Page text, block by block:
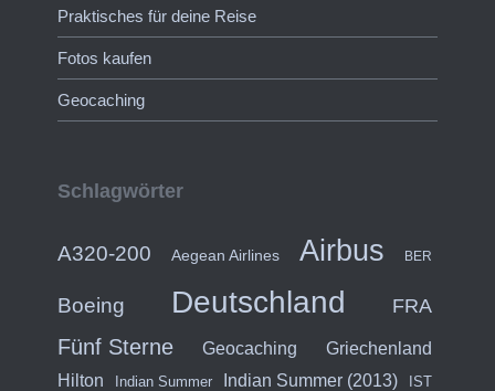
Praktisches für deine Reise
Fotos kaufen
Geocaching
Schlagwörter
A320-200 Aegean Airlines Airbus BER
Boeing Deutschland FRA
Fünf Sterne Geocaching Griechenland
Hilton Indian Summer Indian Summer (2013) IST